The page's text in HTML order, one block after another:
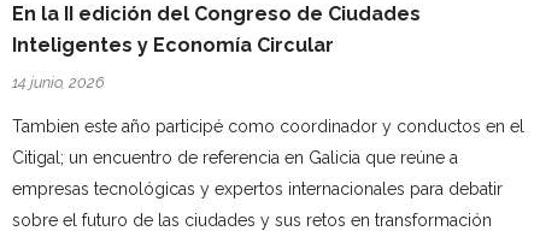
En la II edición del Congreso de Ciudades
Inteligentes y Economía Circular
14 junio, 2026
Tambien este año participé como coordinador y conductos en el
Citigal; un encuentro de referencia en Galicia que reúne a
empresas tecnológicas y expertos internacionales para debatir
sobre el futuro de las ciudades y sus retos en transformación